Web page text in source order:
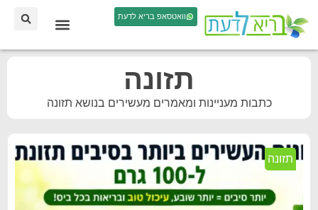
וואטסאפ בריא לדעת
תזונה
כתבות מעניינות ומאמרים מעשירים בנושא תזונה
תזונה